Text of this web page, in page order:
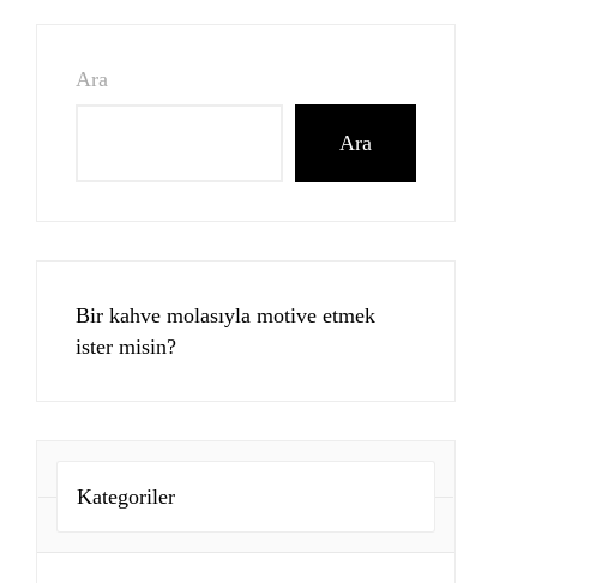
Ara
Ara
Bir kahve molasıyla motive etmek
ister misin?
Kategoriler